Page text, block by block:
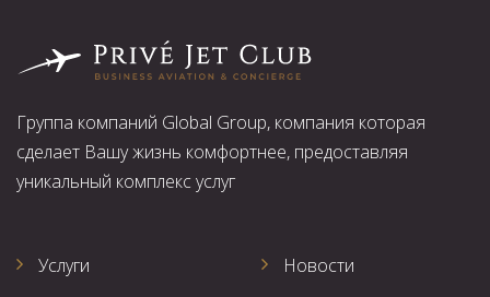
Группа компаний Global Group, компания которая
сделает Вашу жизнь комфортнее, предоставляя
уникальный комплекс услуг
Услуги
Новости